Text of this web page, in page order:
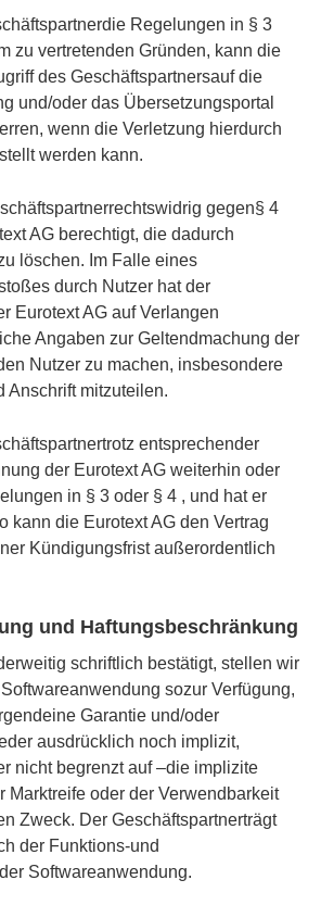
Regelungen in § 3
zu vertretenden Gründen, kann die
des Geschäftspartnersauf die
und/oder das Übersetzungsportal
wenn die Verletzung hierdurch
werden kann.
gegen§ 4
AG berechtigt, die dadurch
löschen. Im Falle eines
durch Nutzer hat der
Eurotext AG auf Verlangen
Angaben zur Geltendmachung der
Nutzer zu machen, insbesondere
Anschrift mitzuteilen.
entsprechender
der Eurotext AG weiterhin oder
in § 3 oder § 4 , und hat er
kann die Eurotext AG den Vertrag
Kündigungsfrist außerordentlich
und Haftungsbeschränkung
schriftlich bestätigt, stellen wir
sozur Verfügung,
Garantie und/oder
ausdrücklich noch implizit,
nicht begrenzt auf –die implizite
Marktreife oder der Verwendbarkeit
Zweck. Der Geschäftspartnerträgt
der Funktions-und
Softwareanwendung.